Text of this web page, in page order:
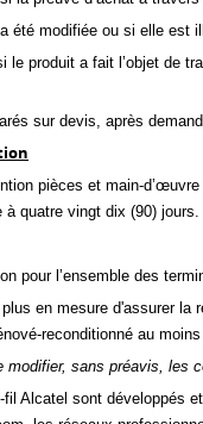
été modifiée ou si elle est
le produit a fait l’objet de
sur devis, après
pièces et main-
quatre vingt dix (90) jours.
pour l’ensemble des
en mesure d'assurer
reconditionné au
modifier, sans préavis, les
Alcatel sont développés